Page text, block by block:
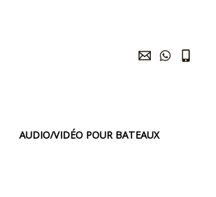
AUDIO/VIDÉO POUR BATEAUX